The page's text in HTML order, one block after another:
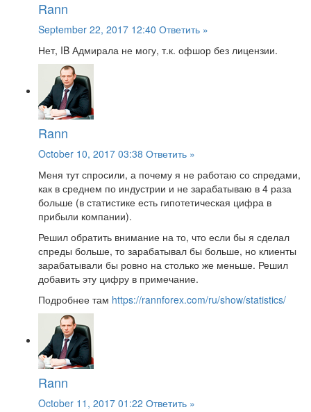
Rann
September 22, 2017 12:40 Ответить »
Нет, IB Адмирала не могу, т.к. офшор без лицензии.
Rann
October 10, 2017 03:38 Ответить »
Меня тут спросили, а почему я не работаю со спредами,
как в среднем по индустрии и не зарабатываю в 4 раза
больше (в статистике есть гипотетическая цифра в
прибыли компании).
Решил обратить внимание на то, что если бы я сделал
спреды больше, то зарабатывал бы больше, но клиенты
зарабатывали бы ровно на столько же меньше. Решил
добавить эту цифру в примечание.
Подробнее там https://rannforex.com/ru/show/statistics/
Rann
October 11, 2017 01:22 Ответить »